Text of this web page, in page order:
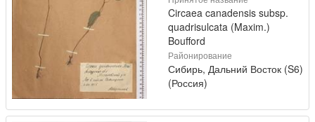
Circaea canadensis subsp.
quadrisulcata (Maxim.)
Boufford
Районирование
Сибирь, Дальний Восток (S6)
(Россия)